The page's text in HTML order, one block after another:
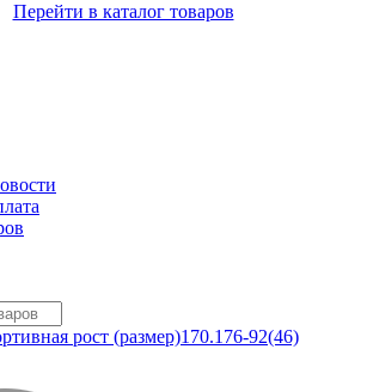
Перейти в каталог товаров
рост (размер)170.176-92(46)